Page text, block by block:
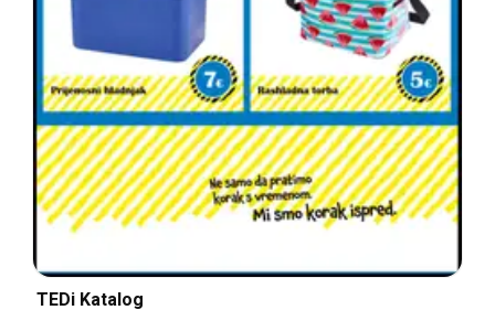
TEDi Katalog